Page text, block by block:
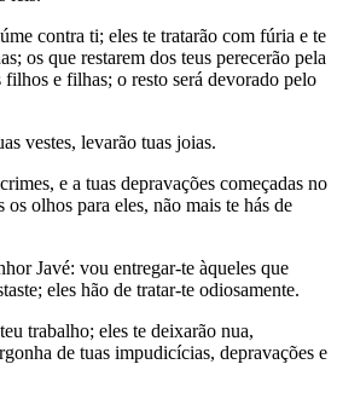
contra ti; eles te tratarão com fúria e te
os que restarem dos teus perecerão pela
filhos e filhas; o resto será devorado pelo
vestes, levarão tuas joias.
e a tuas depravações começadas no
olhos para eles, não mais te hás de
Javé: vou entregar-te àqueles que
eles hão de tratar-te odiosamente.
trabalho; eles te deixarão nua,
de tuas impudicícias, depravações e